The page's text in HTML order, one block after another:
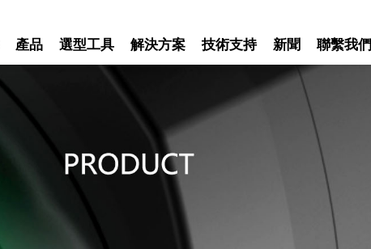
產品 選型工具 解決方案 技術支持 新聞 聯繫我們